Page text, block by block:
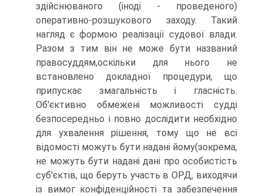
здійснюваного (іноді - проведеного)
оперативно-розшукового заходу. Такий
нагляд є формою реалізації судової влади.
Разом з тим він не може бути названий
правосуддям,оскільки для нього не
встановлено докладної процедури, що
припускає змагальність і гласність.
Об'єктивно обмежені можливості судді
безпосередньо і повно дослідити необхідно
для ухвалення рішення, тому що не всі
відомості можуть бути надані йому(зокрема,
не можуть бути надані дані про особистість
суб'єктів, що беруть участь в ОРД, виходячи
із вимог конфіденційності та забезпечення